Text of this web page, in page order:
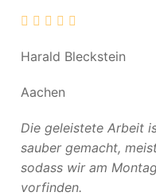
Harald Bleckstein
Aachen
Die geleistete Arbeit
sauber gemacht,
sodass wir am
vorfinden.